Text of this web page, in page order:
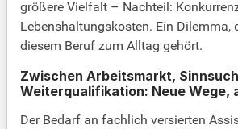
größere Vielfalt – Nachteil:
Lebenshaltungskosten. Ein Dilemma,
diesem Beruf zum Alltag gehört.
Zwischen Arbeitsmarkt,
Weiterqualifikation: Neue Wege,
Der Bedarf an fachlich versierten